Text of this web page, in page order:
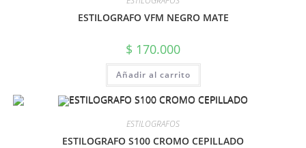
ESTILOGRAFO VFM NEGRO MATE
$ 170.000
Añadir al carrito
ESTILOGRAFOS
ESTILOGRAFO S100 CROMO CEPILLADO